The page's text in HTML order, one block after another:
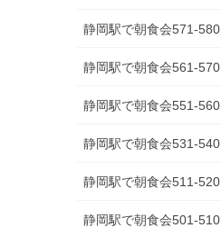
静岡駅で朝食会571-580
静岡駅で朝食会561-570
静岡駅で朝食会551-560
静岡駅で朝食会531-540
静岡駅で朝食会511-520
静岡駅で朝食会501-510